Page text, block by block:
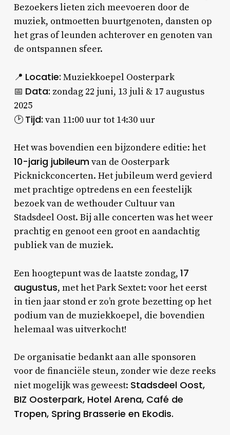
Bezoekers lieten zich meevoeren door de
muziek, ontmoetten buurtgenoten, dansten op
het gras of leunden achterover en genoten van
de ontspannen sfeer.
📍 Locatie: Muziekkoepel Oosterpark
📅 Data: zondag 22 juni, 13 juli & 17 augustus
2025
🕑Tijd: van 11:00 uur tot 14:30 uur
Het was bovendien een bijzondere editie: het
10-jarig jubileumvan de Oosterpark
Picknickconcerten. Het jubileum werd gevierd
met prachtige optredens en een feestelijk
bezoek van de wethouder Cultuur van
Stadsdeel Oost. Bij alle concerten was het weer
prachtig en genoot een groot en aandachtig
publiek van de muziek.
Een hoogtepunt was de laatste zondag, 17
augustus, met het Park Sextet: voor het eerst
in tien jaar stond er zo’n grote bezetting op het
podium van de muziekkoepel, die bovendien
helemaal was uitverkocht!
De organisatie bedankt aan alle sponsoren
voor de financiële steun, zonder wie deze reeks
niet mogelijk was geweest: Stadsdeel Oost,
BIZ Oosterpark, Hotel Arena, Café de
Tropen, Spring Brasserie en Ekodis.